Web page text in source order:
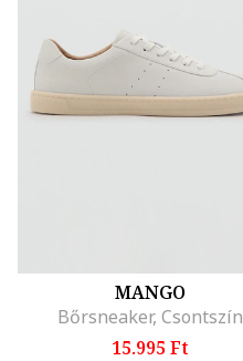
MANGO
Bőrsneaker, Csontszín
15.995 Ft